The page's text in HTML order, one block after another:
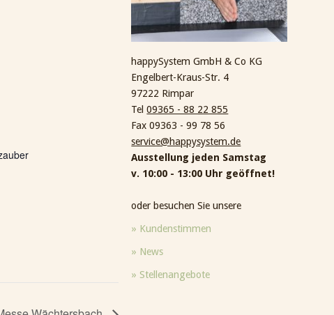
happySystem GmbH & Co KG
Engelbert-Kraus-Str. 4
97222 Rimpar
Tel09365 - 88 22 855
Fax 09363 - 99 78 56
service@happysystem.de
Ausstellung jeden Samstag
v. 10:00 - 13:00 Uhr geöffnet!
oder besuchen Sie unsere
» Kundenstimmen
» News
» Stellenangebote